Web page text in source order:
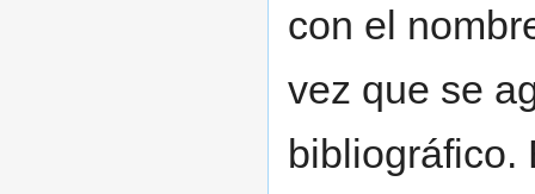
con el
vez que se
bibliográfico.